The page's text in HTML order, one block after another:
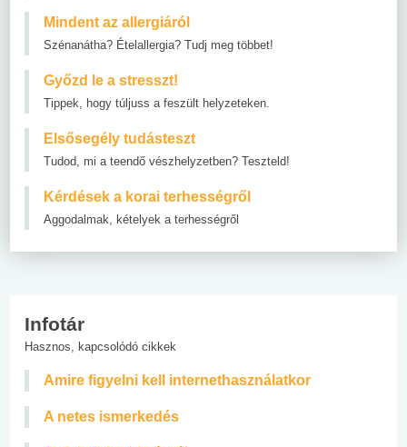
Mindent az allergiáról
Szénanátha? Ételallergia? Tudj meg többet!
Győzd le a stresszt!
Tippek, hogy túljuss a feszült helyzeteken.
Elsősegély tudásteszt
Tudod, mi a teendő vészhelyzetben? Teszteld!
Kérdések a korai terhességről
Aggodalmak, kételyek a terhességről
Infotár
Hasznos, kapcsolódó cikkek
Amire figyelni kell internethasználatkor
A netes ismerkedés